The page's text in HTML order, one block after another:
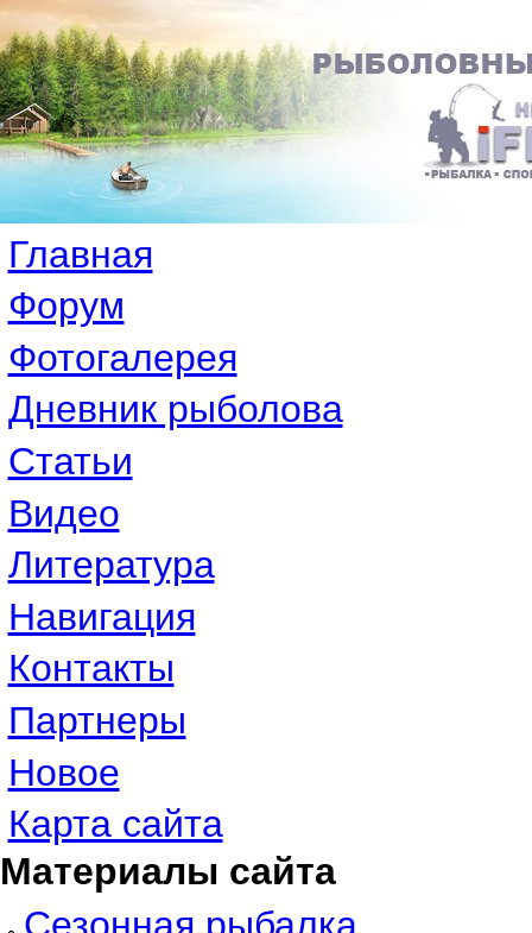
Главная
Форум
Фотогалерея
Дневник рыболова
Статьи
Видео
Литература
Навигация
Контакты
Партнеры
Новое
Карта сайта
Материалы сайта
Сезонная рыбалка